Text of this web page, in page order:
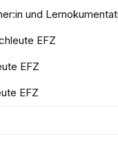
und
EFZ
EFZ
EFZ